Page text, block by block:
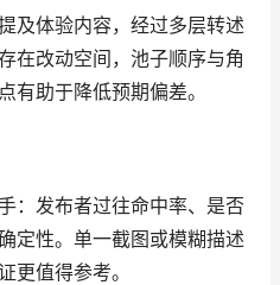
及体验内容，经过多层转述
在改动空间，池子顺序与角
有助于降低预期偏差。
：发布者过往命中率、是否
定性。单一截图或模糊描述
更值得参考。